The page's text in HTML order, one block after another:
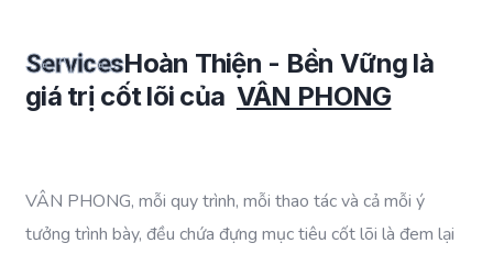
ServicesHoàn Thiện - Bền Vững là
giá trị cốt lõi của VÂN PHONG
VÂN PHONG, mỗi quy trình, mỗi thao tác và cả mỗi ý
tưởng trình bày, đều chứa đựng mục tiêu cốt lõi là đem lại